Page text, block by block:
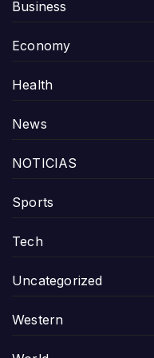
Business
Economy
Health
News
NOTICIAS
Sports
Tech
Uncategorized
Western